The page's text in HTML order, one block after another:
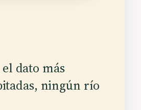
dato más
ningún río